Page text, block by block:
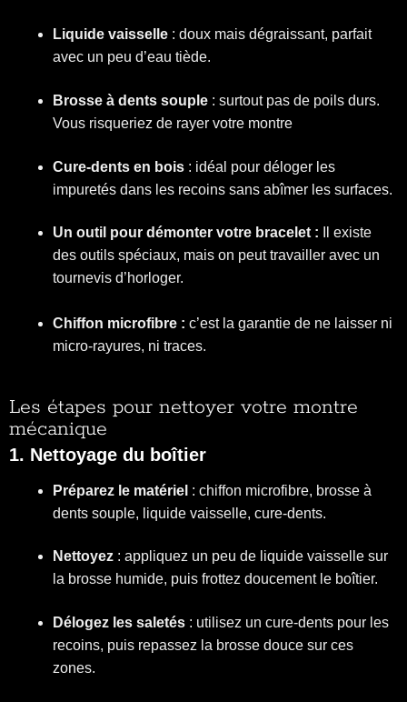
Liquide vaisselle : doux mais dégraissant, parfait
avec un peu d’eau tiède.
Brosse à dents souple : surtout pas de poils durs.
Vous risqueriez de rayer votre montre
Cure-dents en bois : idéal pour déloger les
impuretés dans les recoins sans abîmer les surfaces.
Un outil pour démonter votre bracelet :
Il existe
des outils spéciaux, mais on peut travailler avec un
tournevis d’horloger.
Chiffon microfibre : c’est la garantie de ne laisser ni
micro-rayures, ni traces.
Les étapes pour nettoyer votre montre
mécanique
1. Nettoyage du boîtier
Préparez le matériel : chiffon microfibre, brosse à
dents souple, liquide vaisselle, cure-dents.
Nettoyez : appliquez un peu de liquide vaisselle sur
la brosse humide, puis frottez doucement le boîtier.
Délogez les saletés : utilisez un cure-dents pour les
recoins, puis repassez la brosse douce sur ces
zones.